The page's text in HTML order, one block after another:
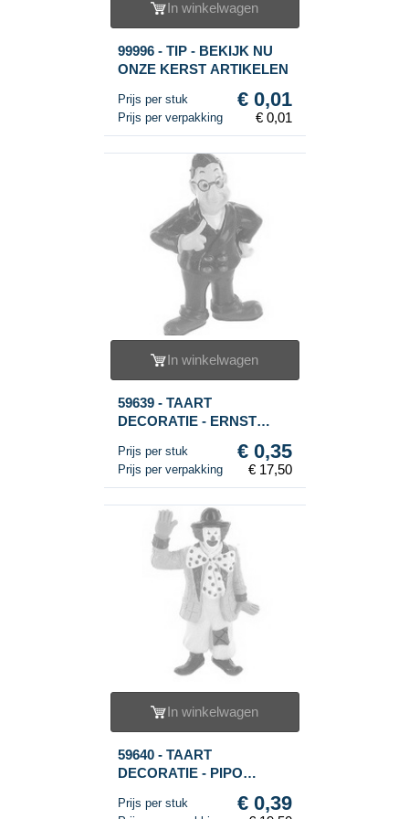
In winkelwagen
99996 - TIP - BEKIJK NU
ONZE KERST ARTIKELEN
Prijs per stuk € 0,01
Prijs per verpakking € 0,01
In winkelwagen
59639 - TAART
DECORATIE - ERNST
Prijs per stuk € 0,35
Prijs per verpakking € 17,50
In winkelwagen
59640 - TAART
DECORATIE - PIPO
Prijs per stuk € 0,39